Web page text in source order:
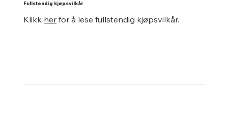
Fullstendig kjøpsvilkår
Klikk herfor å lese fullstendig kjøpsvilkår.